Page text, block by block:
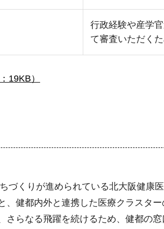
行政経験や産学
て審査いただくた
19KB）
づくりが進められている北大阪健康
健都内外と連携した医療クラスター
さらなる飛躍を続けるため、健都の